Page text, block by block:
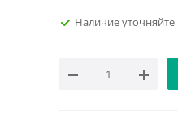
Наличие уточняйте